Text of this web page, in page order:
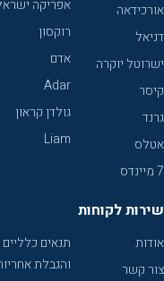
אורכידאה
דניאל
ישרוטל יוקרה
קיסר
גרנד
אטלס
7 מיינדס
אפריקה
רוקסון
אדם
Adar
גולדן קראון
Liam
שירות לקוחות
אודות
צור קשר
תנאים כלליים
והגבלת